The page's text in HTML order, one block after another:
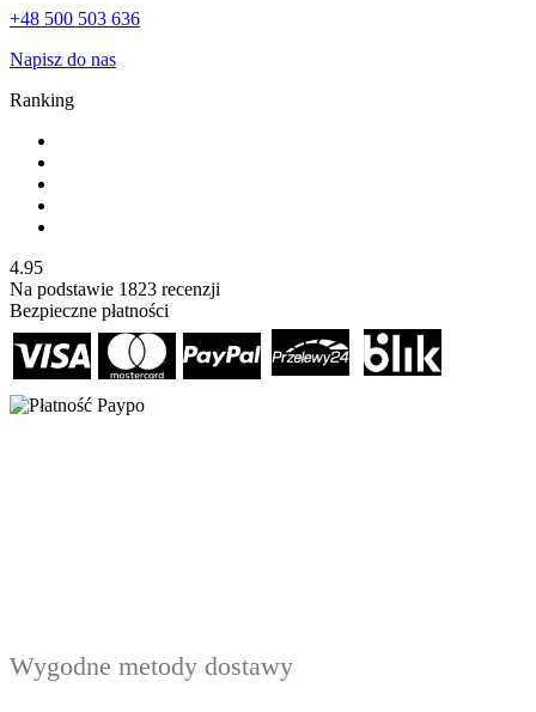
+48 500 503 636
Napisz do nas
Ranking
4.95
Na podstawie 1823 recenzji
Bezpieczne płatności
Wygodne metody dostawy